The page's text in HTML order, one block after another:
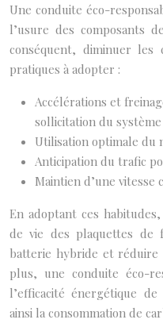
Une conduite éco-
l’usure des composants
conséquent, diminuer les
pratiques à adopter :
Accélérations et
sollicitation du
Utilisation optimale du
Anticipation du trafic
Maintien d’une
En adoptant ces
de vie des plaquettes de
batterie hybride et réduire
plus, une conduite éco-
l’efficacité énergétique
ainsi la consommation de